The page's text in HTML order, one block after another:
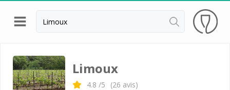
Retour
Visite cave & dégustation vin Banyuls
Visite cave & dégustation vin Hérault
Limoux
4.8 /5 (26 avis)